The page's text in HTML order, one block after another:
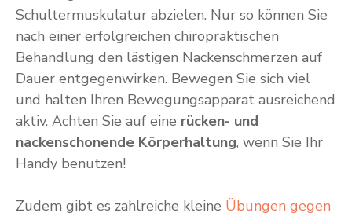
Schultermuskulatur abzielen. Nur so können Sie
nach einer erfolgreichen chiropraktischen
Behandlung den lästigen Nackenschmerzen auf
Dauer entgegenwirken. Bewegen Sie sich viel
und halten Ihren Bewegungsapparat ausreichend
aktiv. Achten Sie auf eine rücken- und
nackenschonende Körperhaltung, wenn Sie Ihr
Handy benutzen!
Zudem gibt es zahlreiche kleine Übungen gegen